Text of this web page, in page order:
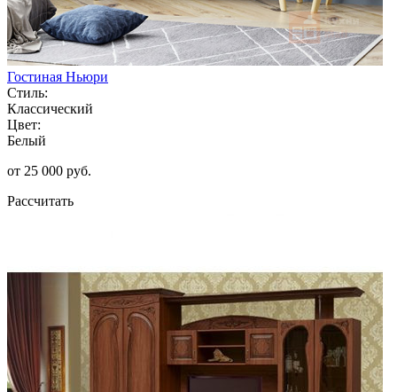
Гостиная Ньюри
Стиль:
Классический
Цвет:
Белый
от 25 000 руб.
Рассчитать